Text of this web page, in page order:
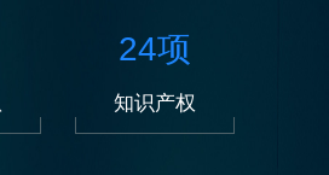
24项
知识产权